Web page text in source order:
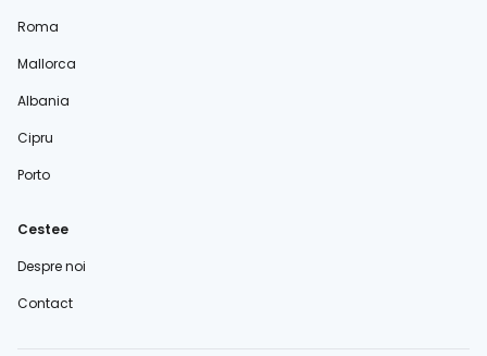
Roma
Mallorca
Albania
Cipru
Porto
Cestee
Despre noi
Contact